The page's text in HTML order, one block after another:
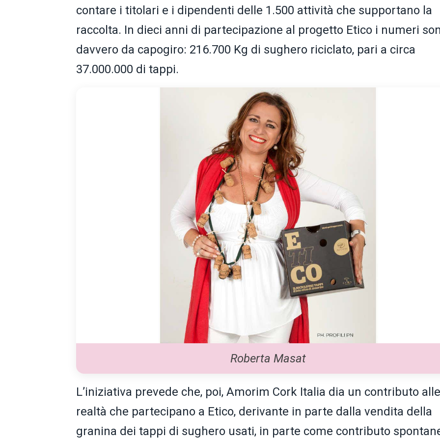
contare i titolari e i dipendenti delle 1.500 attività che supportano la
raccolta. In dieci anni di partecipazione al progetto Etico i numeri
davvero da capogiro: 216.700 Kg di sughero riciclato, pari a circa
37.000.000 di tappi.
Roberta Masat
L’iniziativa prevede che, poi, Amorim Cork Italia dia un contributo alle
realtà che partecipano a Etico, derivante in parte dalla vendita della
granina dei tappi di sughero usati, in parte come contributo